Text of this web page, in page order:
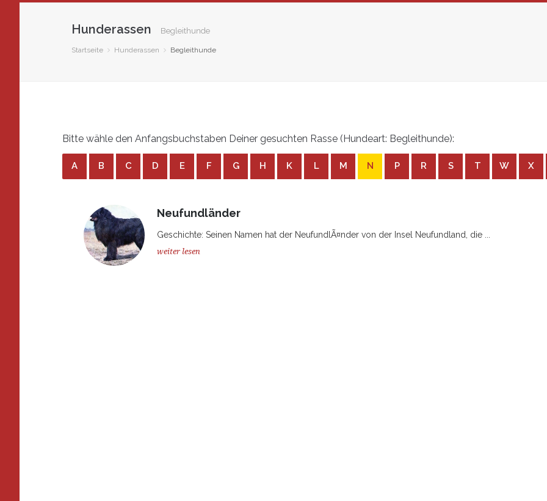
Hunderassen Begleithunde
Startseite Hunderassen Begleithunde
Bitte wähle den Anfangsbuchstaben Deiner gesuchten Rasse (Hundeart: Begleithunde):
A B C D E F G H K L M N P R S T W X
Neufundländer
Geschichte: Seinen Namen hat der NeufundlÃ¤nder von der Insel Neufundland, die ...
weiter lesen